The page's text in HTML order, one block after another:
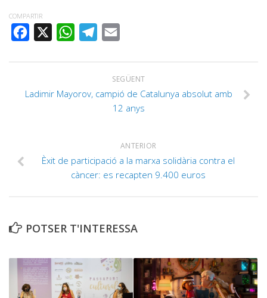
COMPARTIR
FACEBOOK
WHATSAPPTELEGRAM
SEGÜENT
Ladimir Mayorov, campió de Catalunya absolut amb
12 anys
ANTERIOR
Èxit de participació a la marxa solidària contra el
càncer: es recapten 9.400 euros
POTSER T'INTERESSA